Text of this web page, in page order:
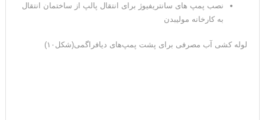
نصب پمپ های سانتریفیوژ برای انتقال پالپ از ساختمان انتقال
به کارخانه مولیبدن
لوله کشی آب مصرفی برای پشت پمپ‌های دیافراگمی(شکل۱۰)